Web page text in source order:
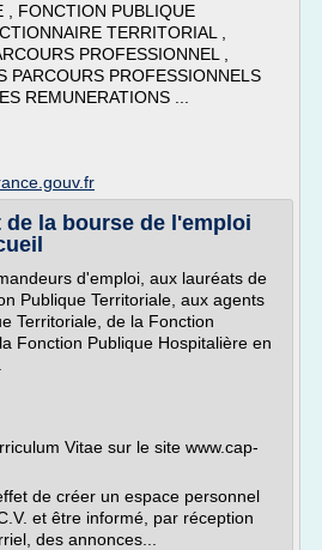
, FONCTION PUBLIQUE
TERRITORIAL ,
PROFESSIONNEL ,
PARCOURS PROFESSIONNELS
REMUNERATIONS ...
la bourse de l'emploi
d'emploi, aux lauréats de
Publique Territoriale, aux agents
Territoriale, de la Fonction
Fonction Publique Hospitalière en
Vitae sur le site www.cap-
de créer un espace personnel
et être informé, par réception
des annonces...